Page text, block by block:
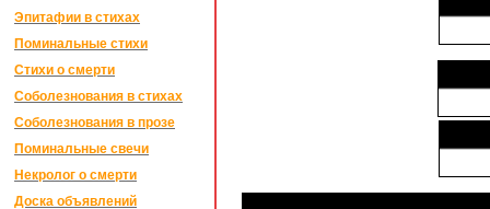
Эпитафии в стихах
Поминальные стихи
Стихи о смерти
Соболезнования в стихах
Соболезнования в прозе
Поминальные свечи
Некролог о смерти
Доска объявлений